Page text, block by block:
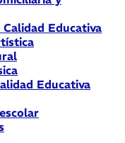
Educativa
Educativa